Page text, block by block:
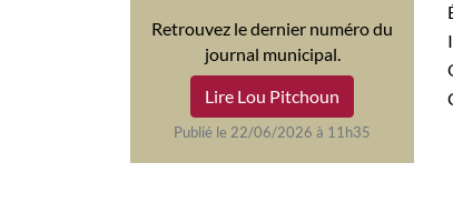
Retrouvez le dernier numéro du
journal municipal.
Lire Lou Pitchoun
Publié le 22/06/2026 à 11h35